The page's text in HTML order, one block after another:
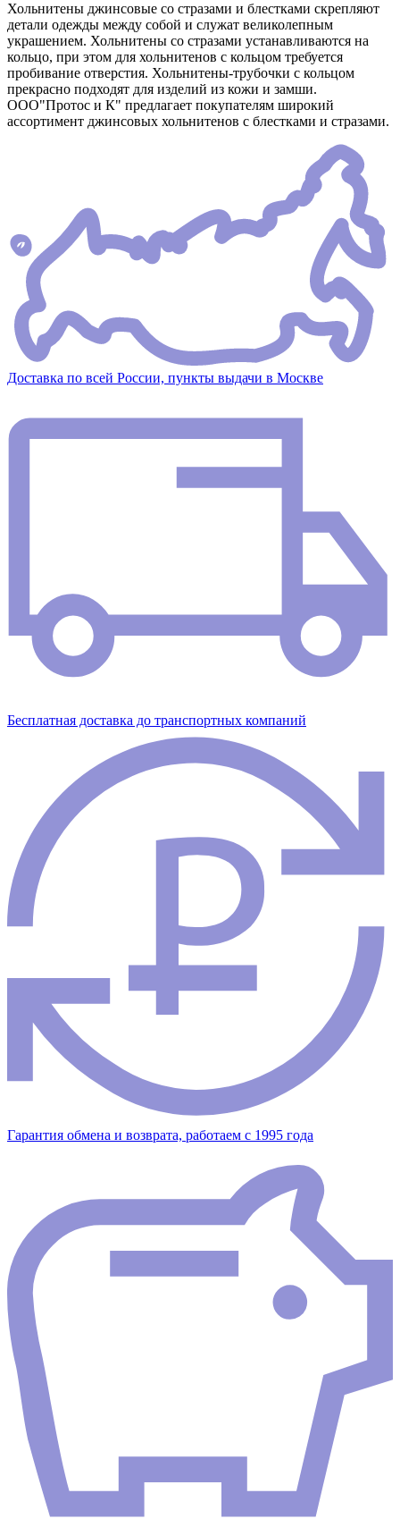
Хольнитены джинсовые со стразами и блестками скрепляют
детали одежды между собой и служат великолепным
украшением. Хольнитены со стразами устанавливаются на
кольцо, при этом для хольнитенов с кольцом требуется
пробивание отверстия. Хольнитены-трубочки с кольцом
прекрасно подходят для изделий из кожи и замши.
ООО"Протос и К" предлагает покупателям широкий
ассортимент джинсовых хольнитенов с блестками и стразами.
Доставка по всей России, пункты выдачи в Москве
Бесплатная доставка до транспортных компаний
Гарантия обмена и возврата, работаем с 1995 года